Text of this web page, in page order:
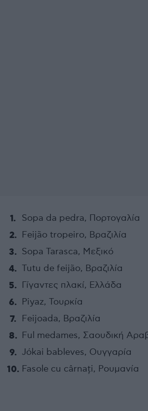
Sopa da pedra, Πορτογαλία
Feijão tropeiro, Βραζιλία
Sopa Tarasca, Μεξικό
Tutu de feijão, Βραζιλία
Γίγαντες πλακί, Ελλάδα
Piyaz, Τουρκία
Feijoada, Βραζιλία
Ful medames, Σαουδική
Jókai bableves, Ουγγαρία
Fasole cu cârnați, Ρουμανία